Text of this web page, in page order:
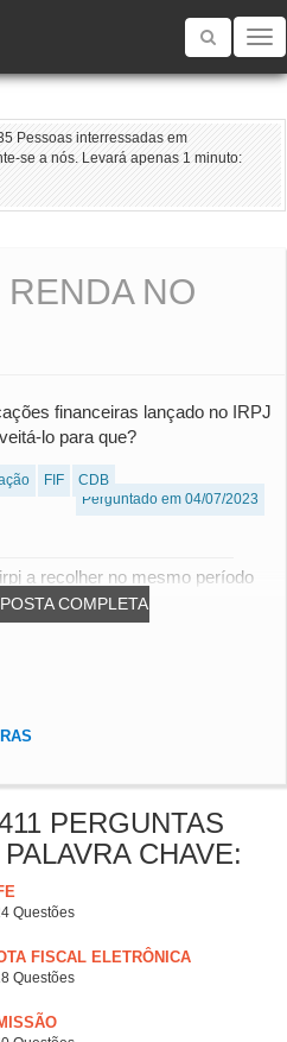
Toggle
Pessoas interressadas em
se a nós. Levará apenas 1 minuto:
NO
financeiras lançado no IRPJ
lo para que?
FIF
CDB
Perguntado em 04/07/2023
COMPLETA
a recolher no mesmo período
PERGUNTAS
CHAVE:
Questões
FISCAL ELETRÔNICA
Questões